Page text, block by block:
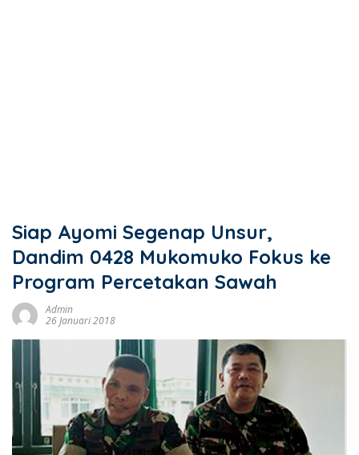
Siap Ayomi Segenap Unsur,
Dandim 0428 Mukomuko Fokus ke
Program Percetakan Sawah
Admin
26 Januari 2018